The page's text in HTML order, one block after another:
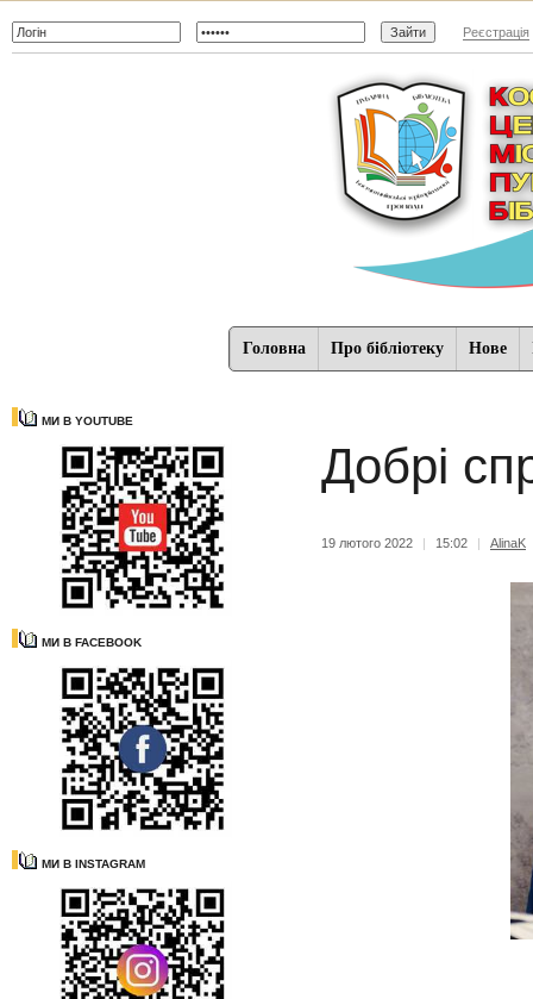
Реєстрація
Головна Про бібліотеку Нове
МИ В YOUTUBE
МИ В FACEBOOK
МИ В INSTAGRAM
Добрі
19 лютого 2022 | 15:02 | AlinaK